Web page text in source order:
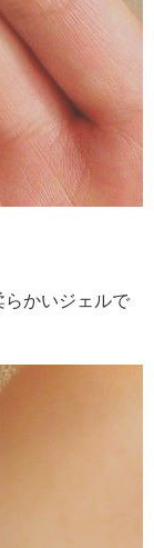
らかいジェルで